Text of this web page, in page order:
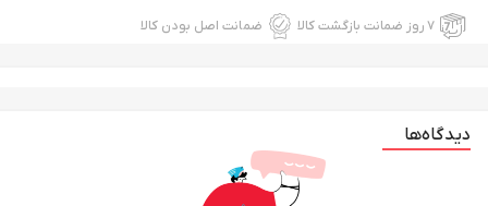
۷ روز ضمانت بازگشت کالا ضمانت اصل بودن کالا
دیدگاه‌ها